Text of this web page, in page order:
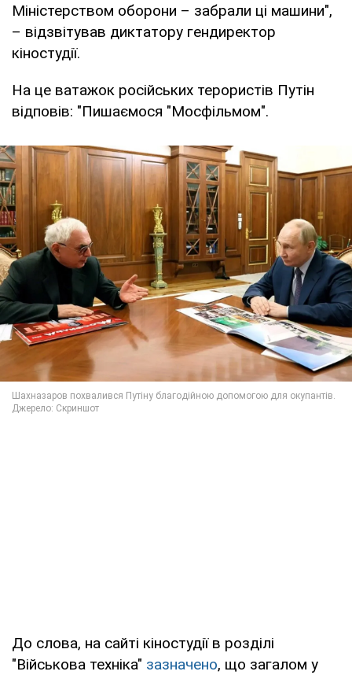
Міністерством оборони – забрали ці машини",
– відзвітував диктатору гендиректор
кіностудії.
На це ватажок російських терористів Путін
відповів: "Пишаємося "Мосфільмом".
До слова, на сайті кіностудії в розділі
"Військова техніка" зазначено, що загалом у